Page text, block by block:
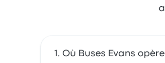
Où Buses Evans opère